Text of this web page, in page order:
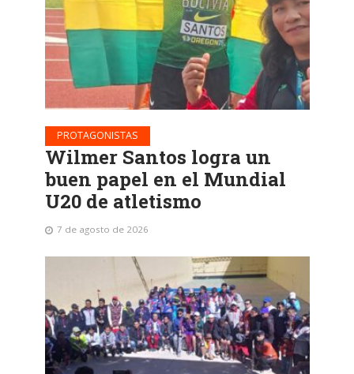
PROTAGONISTAS
Wilmer Santos logra un
buen papel en el Mundial
U20 de atletismo
7 de agosto de 2026